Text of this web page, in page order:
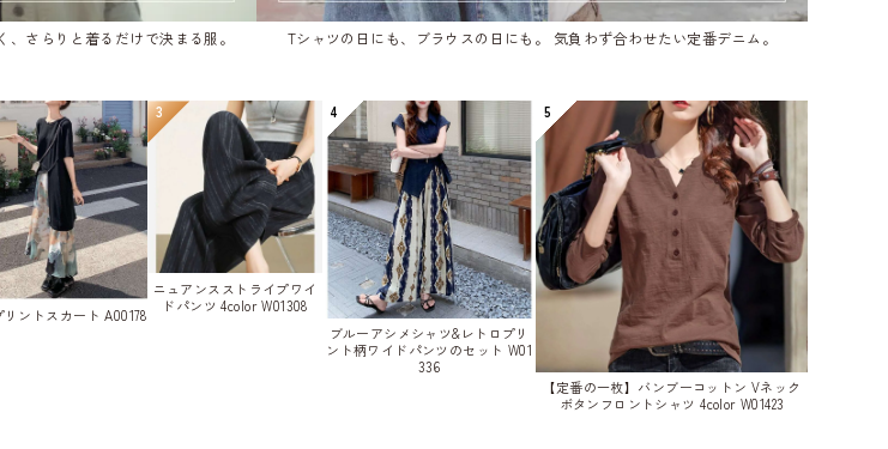
さらりと着るだけで決まる服。 Tシャツの日にも、ブラウスの日にも。 気負わず合わせたい定番デニム。
ントスカート A00178
3
ニュアンスストライプワイ
ドパンツ 4color W01308
4
ブルーアシメシャツ&レトロプリ
ント柄ワイドパンツのセット W01
336
5
【定番の一枚】バンブーコットン Vネック
ボタンフロントシャツ 4color W01423